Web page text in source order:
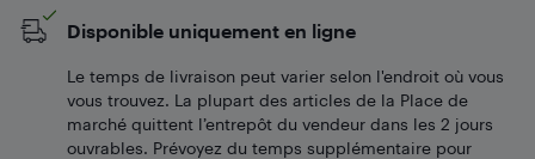
Disponible uniquement en ligne
Le temps de livraison peut varier selon l'endroit où vous
vous trouvez. La plupart des articles de la Place de
marché quittent l’entrepôt du vendeur dans les 2 jours
ouvrables. Prévoyez du temps supplémentaire pour